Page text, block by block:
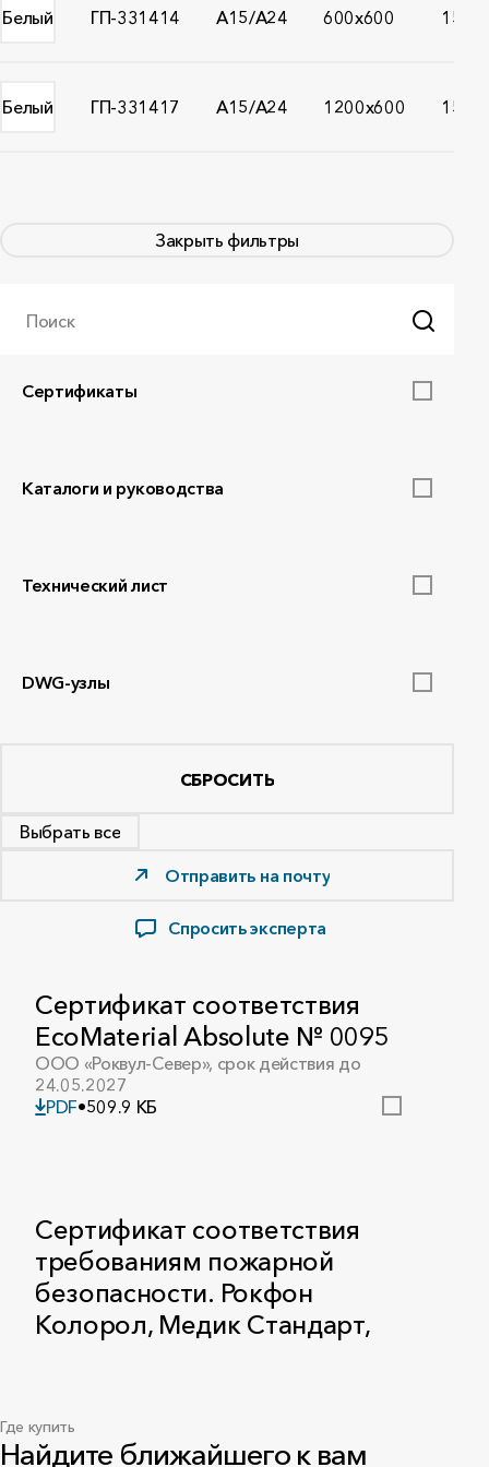
Белый ГП-331414 A15/A24 600x600 15
Белый ГП-331417 A15/A24 1200x600 15
Выбрать все
Отправить на почту
Спросить эксперта
Закрыть фильтры
Поиск
Сертификаты
Каталоги и руководства
Технический лист
DWG-узлы
СБРОСИТЬ
Сертификат соответствия
EcoMaterial Absolute № 0095
ООО «Роквул-Север», срок действия до
24.05.2027
PDF•509.9 КБ
Сертификат соответствия
требованиям пожарной
безопасности. Рокфон
Колорол, Медик Стандарт,
PDF
Где купить
Найдите ближайшего к вам